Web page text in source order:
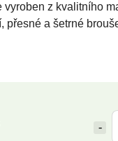
vyroben z kvalitního
přesné a šetrné